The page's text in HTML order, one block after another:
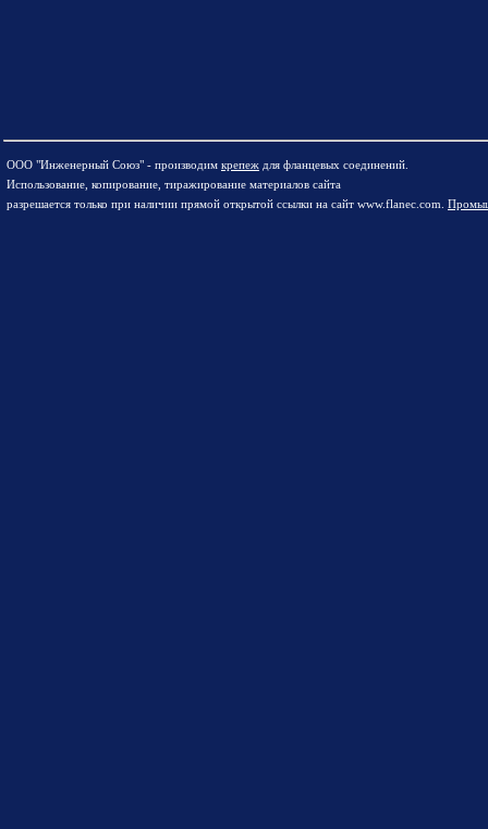
ООО "Инженерный Союз" - производим крепеж для фланцевых соединений.
Использование, копирование, тиражирование материалов сайта
разрешается только при наличии прямой открытой ссылки на сайт www.flanec.com.